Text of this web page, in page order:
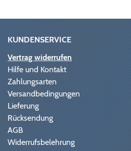
KUNDENSERVICE
Vertrag widerrufen
Hilfe und Kontakt
Zahlungsarten
Versandbedingungen
Lieferung
Rücksendung
AGB
Widerrufsbelehrung